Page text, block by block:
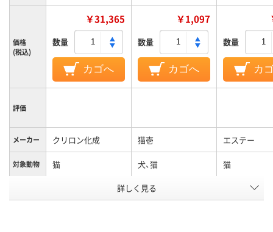
価格
(税込)
￥31,365
数量
カゴへ
￥1,097
数量
カゴへ
数量
カ
評価
メーカー クリロン化成 猫壱 エステー
対象動物 猫 犬、猫 猫
詳しく見る